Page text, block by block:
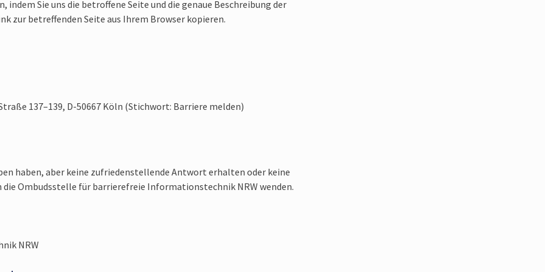
Sie uns die betroffene Seite und die genaue Beschreibung der
zur betreffenden Seite aus Ihrem Browser kopieren.
137–139, D-50667 Köln (Stichwort: Barriere melden)
haben, aber keine zufriedenstellende Antwort erhalten oder keine
die Ombudsstelle für barrierefreie Informationstechnik NRW wenden.
NRW